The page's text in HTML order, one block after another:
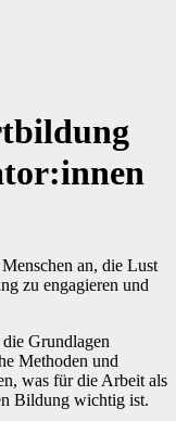
an, die Lust
zu engagieren und
Grundlagen
Methoden und
was für die Arbeit als
Bildung wichtig ist.